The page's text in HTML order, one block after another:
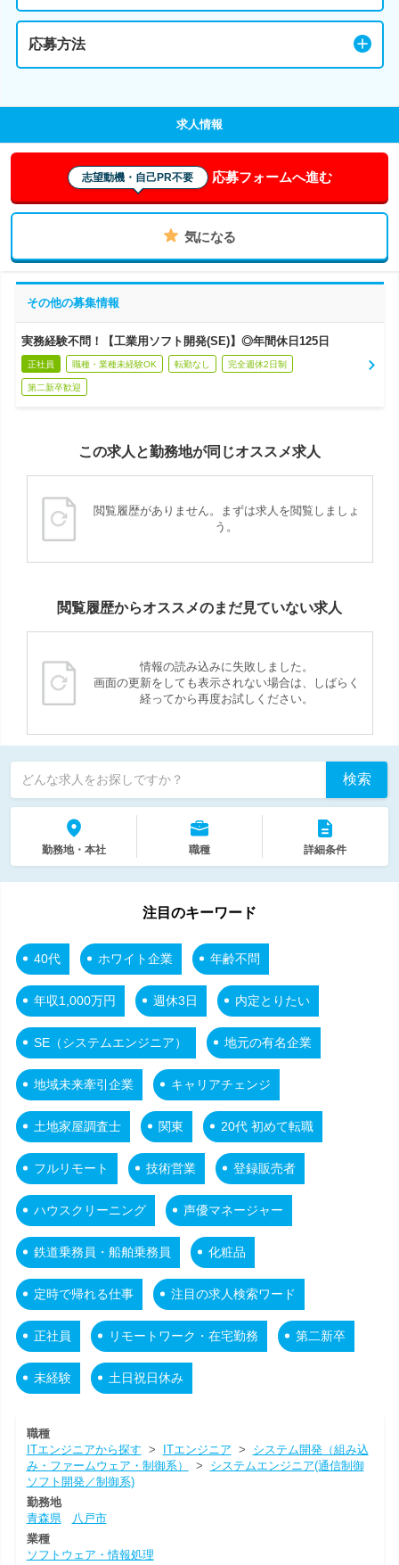
応募方法
求人情報
志望動機・自己PR不要 応募フォームへ進む
気になる
その他の募集情報
実務経験不問！【工業用ソフト開発(SE)】◎年間休日125日
正社員 職種・業種未経験OK 転勤なし 完全週休2日制
第二新卒歓迎
この求人と勤務地が同じオススメ求人
閲覧履歴がありません。まずは求人を閲覧しましょ
う。
閲覧履歴からオススメのまだ見ていない求人
情報の読み込みに失敗しました。
画面の更新をしても表示されない場合は、しばらく
経ってから再度お試しください。
どんな求人をお探しですか？ 検索
勤務地・本社 職種 詳細条件
注目のキーワード
40代 ホワイト企業 年齢不問
年収1,000万円 週休3日 内定とりたい
SE（システムエンジニア） 地元の有名企業
地域未来牽引企業 キャリアチェンジ
土地家屋調査士 関東 20代 初めて転職
フルリモート 技術営業 登録販売者
ハウスクリーニング 声優マネージャー
鉄道乗務員・船舶乗務員 化粧品
定時で帰れる仕事 注目の求人検索ワード
正社員 リモートワーク・在宅勤務 第二新卒
未経験 土日祝日休み
職種
ITエンジニアから探す > ITエンジニア > システム開発（組み込
み・ファームウェア・制御系）
> システムエンジニア(通信制御
ソフト開発／制御系)
勤務地
青森県
八戸市
業種
ソフトウェア・情報処理